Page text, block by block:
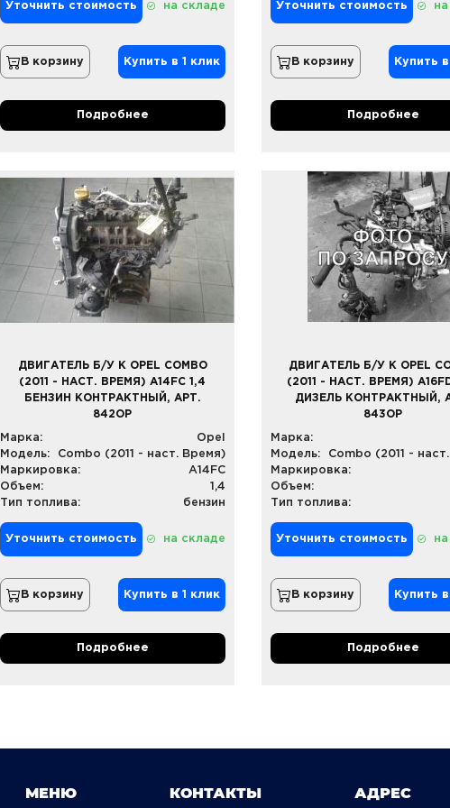
Уточнить стоимость на складе
В корзину Купить в 1 клик
Подробнее
Уточнить стоимость
В корзину Купить
Подробнее
ДВИГАТЕЛЬ Б/У К OPEL COMBO
(2011 - НАСТ. ВРЕМЯ) A14FC 1,4
БЕНЗИН КОНТРАКТНЫЙ, АРТ.
842OP
Марка:
Opel
Модель:
Combo (2011 - наст. Время)
Маркировка:
A14FC
Объем:
1,4
Тип топлива:
бензин
Уточнить стоимость на складе
В корзину Купить в 1 клик
Подробнее
ДВИГАТЕЛЬ Б/У К OPEL
(2011 - НАСТ. ВРЕМЯ)
ДИЗЕЛЬ КОНТРАКТНЫЙ,
843OP
Марка:
Модель:
Combo (2011 -
Маркировка:
Объем:
Тип топлива:
Уточнить стоимость
В корзину Купить
Подробнее
МЕНЮ КОНТАКТЫ АДРЕС